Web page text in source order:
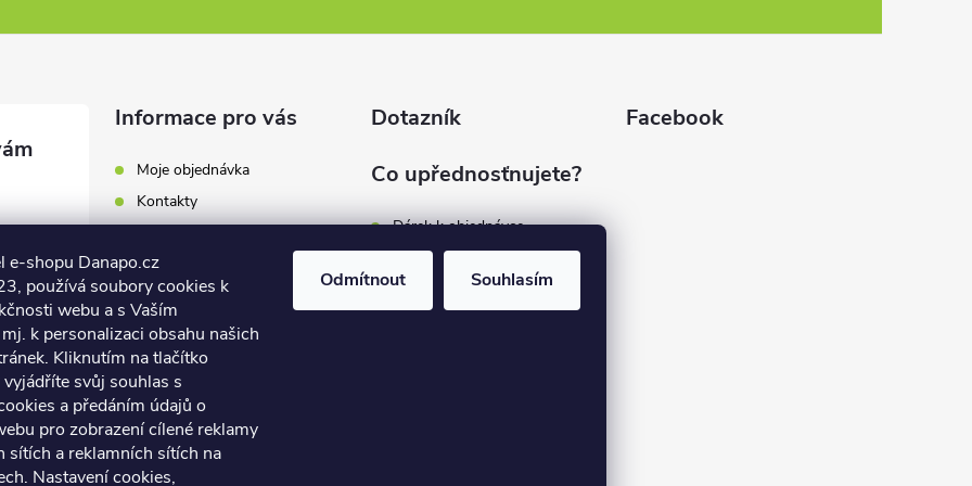
e-shopu Danapo.cz
používá soubory cookies k
webu a s Vaším
k personalizaci obsahu našich
Kliknutím na tlačítko
vyjádříte svůj souhlas s
a předáním údajů o
pro zobrazení cílené reklamy
sítích a reklamních sítích na
Nastavení cookies,
Odmítnout Souhlasím
446
446
Informace pro vás
Moje objednávka
Kontakty
Hodnocení obchodu
Obchodní podmínky
Reklamace a výměna zboží
Podmínky ochrany osobních
údajů
Soubory cookies
Napište nám
Jak nakupovat? / How to
Dotazník
Co upřednosťnujete?
Dárek k objednávce
Zákaznický servis
Dopravu zdarma
Facebook